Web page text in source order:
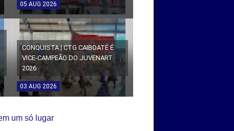
05 AUG 2026
CONQUISTA | CTG CAIBOATÉ É
VICE-CAMPEÃO DO JUVENART
2026
03 AUG 2026